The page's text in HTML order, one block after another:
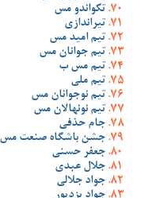
تکواندو مس
تیراندازی
تیم امید مس
تیم جوانان مس
تیم مس ب
تیم ملی
تیم نوجوانان مس
تیم نونهالان مس
جام حذفی
جشن باشگاه صنعت مس
جعفر حسنی
جلال عبدی
جواد جلالی